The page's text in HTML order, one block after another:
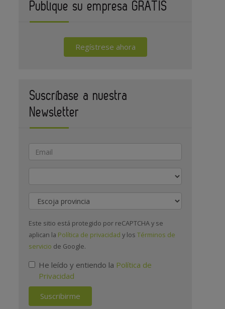
Publique su empresa GRATIS
Regístrese ahora
Suscríbase a nuestra
Newsletter
Provincia
Este sitio está protegido por reCAPTCHA y se
aplican la Política de privacidad y losTérminos de
servicio de Google.
He leído y entiendo la Política de
Privacidad
Suscribirme